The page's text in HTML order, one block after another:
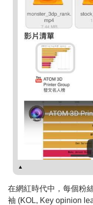
▲
在網紅時代中，每個粉
袖 (KOL, Key opinion